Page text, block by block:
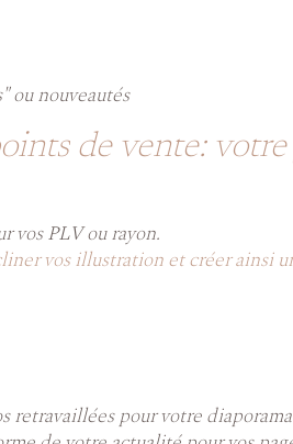
ou nouveautés
de vente:
vos PLV ou rayon.
vos illustration et créer ainsi
retravaillées pour votre